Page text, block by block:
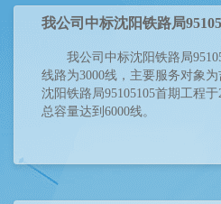
我公司中标沈阳铁路局
我公司中标沈阳铁路局
线路为3000线，主要服务对象为
沈阳铁路局95105105首期工程
总容量达到6000线。